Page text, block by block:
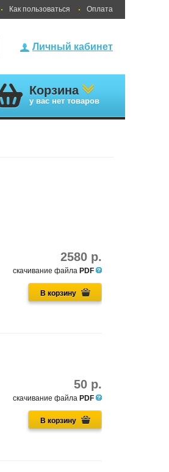
Как пользоваться Оплата
Личный кабинет
Корзина
у вас нет товаров
2580 р.
скачивание файла PDF
В корзину
50 р.
скачивание файла PDF
В корзину